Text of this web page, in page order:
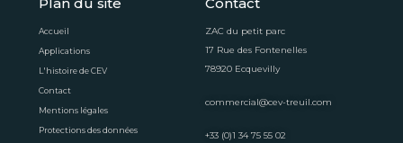
Plan du site
Accueil
Applications
L'histoire de CEV
Contact
Mentions légales
Protections des données
Contact
ZAC du petit parc
17 Rue des Fontenelles
78920 Ecquevilly
commercial@cev-treuil.com
+33 (0)1 34 75 55 02